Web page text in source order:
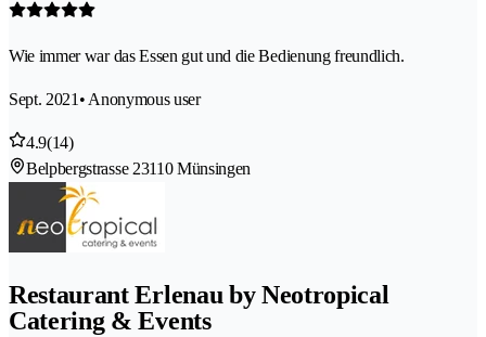
Wie immer war das Essen gut und die Bedienung freundlich.
Sept. 2021 • Anonymous user
4.9(14)
Belpbergstrasse 23110 Münsingen
Restaurant Erlenau by Neotropical
Catering & Events